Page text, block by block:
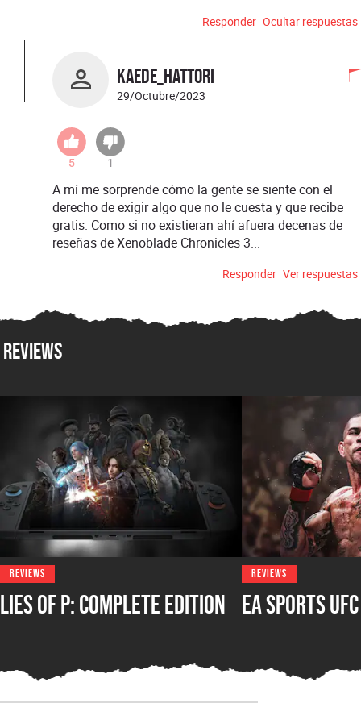
Responder Ocultar respuestas
Kaede_Hattori
29/Octubre/2023
5 1
A mí me sorprende cómo la gente se siente con el
derecho de exigir algo que no le cuesta y que recibe
gratis. Como si no existieran ahí afuera decenas de
reseñas de Xenoblade Chronicles 3...
Responder Ver respuestas
Reviews
REVIEWS
Lies of P: Complete Edition
REVIEWS
EA Sports